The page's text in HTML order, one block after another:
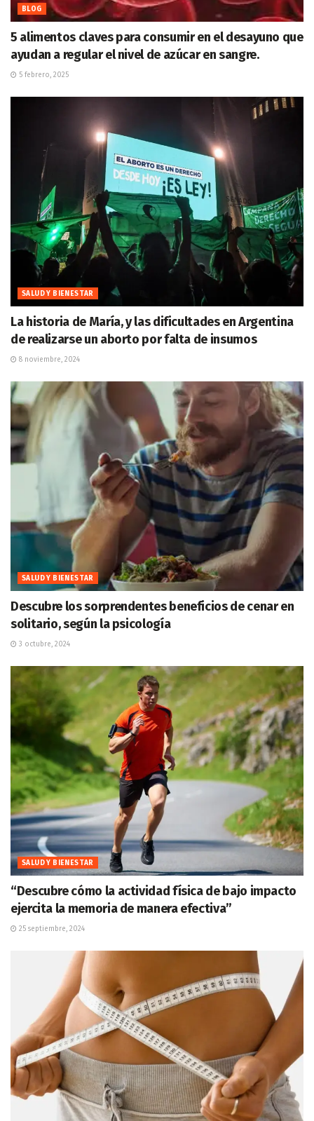
BLOG
5 alimentos claves para consumir en el desayuno que
ayudan a regular el nivel de azúcar en sangre.
5 febrero, 2025
SALUD Y BIENESTAR
La historia de María, y las dificultades en Argentina
de realizarse un aborto por falta de insumos
8 noviembre, 2024
SALUD Y BIENESTAR
Descubre los sorprendentes beneficios de cenar en
solitario, según la psicología
3 octubre, 2024
SALUD Y BIENESTAR
“Descubre cómo la actividad física de bajo impacto
ejercita la memoria de manera efectiva”
25 septiembre, 2024